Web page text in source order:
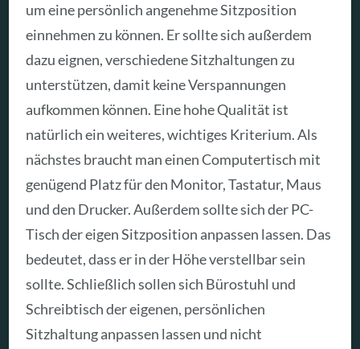
um eine persönlich angenehme Sitzposition
einnehmen zu können. Er sollte sich außerdem
dazu eignen, verschiedene Sitzhaltungen zu
unterstützen, damit keine Verspannungen
aufkommen können. Eine hohe Qualität ist
natürlich ein weiteres, wichtiges Kriterium. Als
nächstes braucht man einen Computertisch mit
genügend Platz für den Monitor, Tastatur, Maus
und den Drucker. Außerdem sollte sich der PC-
Tisch der eigen Sitzposition anpassen lassen. Das
bedeutet, dass er in der Höhe verstellbar sein
sollte. Schließlich sollen sich Bürostuhl und
Schreibtisch der eigenen, persönlichen
Sitzhaltung anpassen lassen und nicht